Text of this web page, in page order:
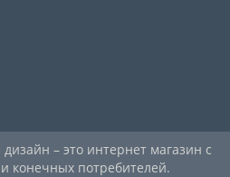
– это интернет магазин с
конечных потребителей.